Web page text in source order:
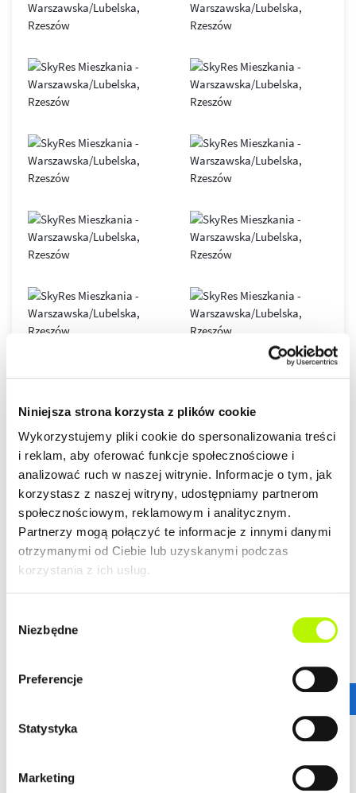
Niniejsza strona korzysta z plików cookie
Wykorzystujemy pliki cookie do spersonalizowania treści
i reklam, aby oferować funkcje społecznościowe i
analizować ruch w naszej witrynie. Informacje o tym, jak
korzystasz z naszej witryny, udostępniamy partnerom
społecznościowym, reklamowym i analitycznym.
Partnerzy mogą połączyć te informacje z innymi danymi
otrzymanymi od Ciebie lub uzyskanymi podczas
korzystania z ich usług.
zgody
Niezbędne
Preferencje
Statystyka
Marketing
SkyRes– symbol nowoczesnego Rzeszowa i siedziba
renomowanych, międzynarodowych firm. Obiekt oferuje
sufity podwieszane, duże przeszklenia, indywidualnie
sterowane systemy klimatyzacji i wentylacji, 7
szybkobieżnych wind oraz inteligentny system BMS.
Nowoczesna infrastruktura światłowodowa gwarantuje
Biurowiec został zaprojektowany zgodnie z zasadami
zrównoważonego budownictwa, co potwierdza
komfortu i doskonałej lokalizacji, SkyRes jest dziś jednym z
najważniejszych adresów biznesowych w Rzeszowie oraz
wyjątkowym miejscem do życia w dynamicznie
rozwijającym się mieście.
Osiedle SkyRes to prestiżowa inwestycja, która
wyznaczyła nowe standardy w rzeszowskim
budownictwie, to jeden z najbardziej pożądanych
STANDARDY WYKOŃCZENIA
DEWELOPERSKI
DO ZAMIESZKANIA